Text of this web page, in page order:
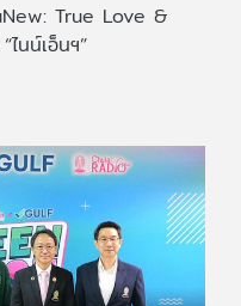
True Love &
นน์เอ็นฯ”